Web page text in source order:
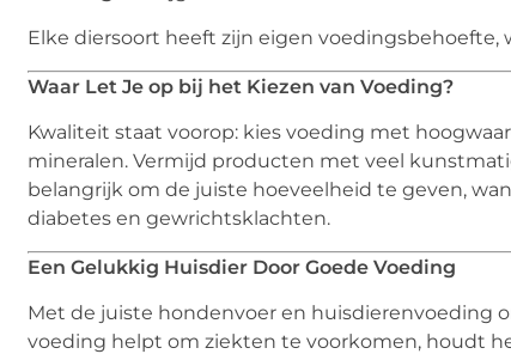
Elke diersoort heeft zijn eigen
Waar Let Je op bij het Kiezen van Voeding?
Kwaliteit staat voorop: kies voeding met
mineralen. Vermijd producten met veel
belangrijk om de juiste hoeveelheid te geven,
diabetes en gewrichtsklachten.
Een Gelukkig Huisdier Door Goede Voeding
Met de juiste hondenvoer en huisdierenvoeding
voeding helpt om ziekten te voorkomen, houdt